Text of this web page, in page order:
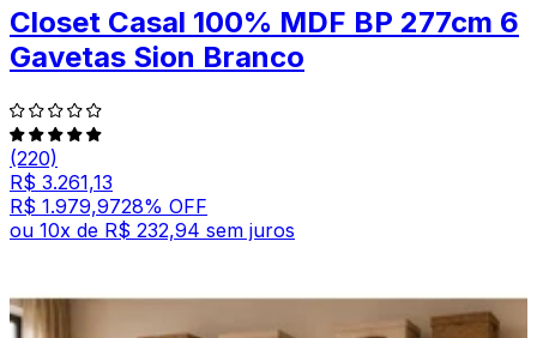
Closet Casal 100% MDF BP 277cm 6
Gavetas Sion Branco
(220)
R$ 3.261,13
R$ 1.979,9728% OFF
ou 10x de R$ 232,94 sem juros